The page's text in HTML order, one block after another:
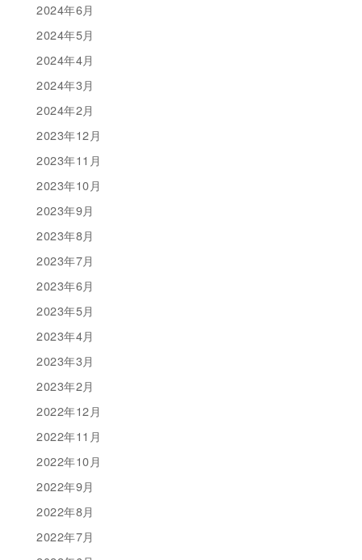
2024年6月
2024年5月
2024年4月
2024年3月
2024年2月
2023年12月
2023年11月
2023年10月
2023年9月
2023年8月
2023年7月
2023年6月
2023年5月
2023年4月
2023年3月
2023年2月
2022年12月
2022年11月
2022年10月
2022年9月
2022年8月
2022年7月